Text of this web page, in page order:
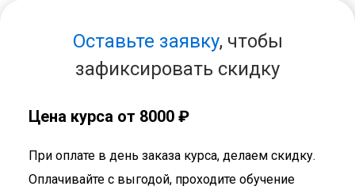
Оставьте заявку, чтобы
зафиксировать скидку
Цена курса от 8000 ₽
При оплате в день заказа курса, делаем скидку.
Оплачивайте с выгодой, проходите обучение